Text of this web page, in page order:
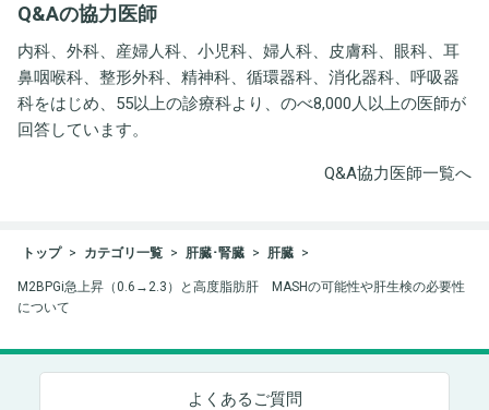
Q&Aの協力医師
内科、外科、産婦人科、小児科、婦人科、皮膚科、眼科、耳
鼻咽喉科、整形外科、精神科、循環器科、消化器科、呼吸器
科をはじめ、55以上の診療科より、のべ8,000人以上の医師が
回答しています。
Q&A協力医師一覧へ
トップ カテゴリ一覧 肝臓･腎臓 肝臓
M2BPGi急上昇（0.6→2.3）と高度脂肪肝 MASHの可能性や肝生検の必要性
について
よくあるご質問